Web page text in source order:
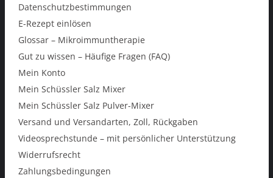
Datenschutzbestimmungen
E-Rezept einlösen
Glossar – Mikroimmuntherapie
Gut zu wissen – Häufige Fragen (FAQ)
Mein Konto
Mein Schüssler Salz Mixer
Mein Schüssler Salz Pulver-Mixer
Versand und Versandarten, Zoll, Rückgaben
Videosprechstunde – mit persönlicher Unterstützung
Widerrufsrecht
Zahlungsbedingungen